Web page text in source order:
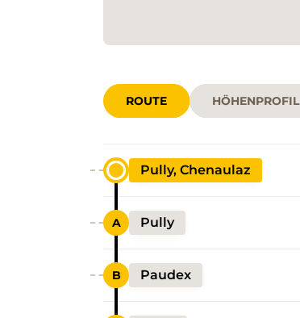
ROUTE HÖHENPROFIL
Pully, Chenaulaz
Pully
Paudex